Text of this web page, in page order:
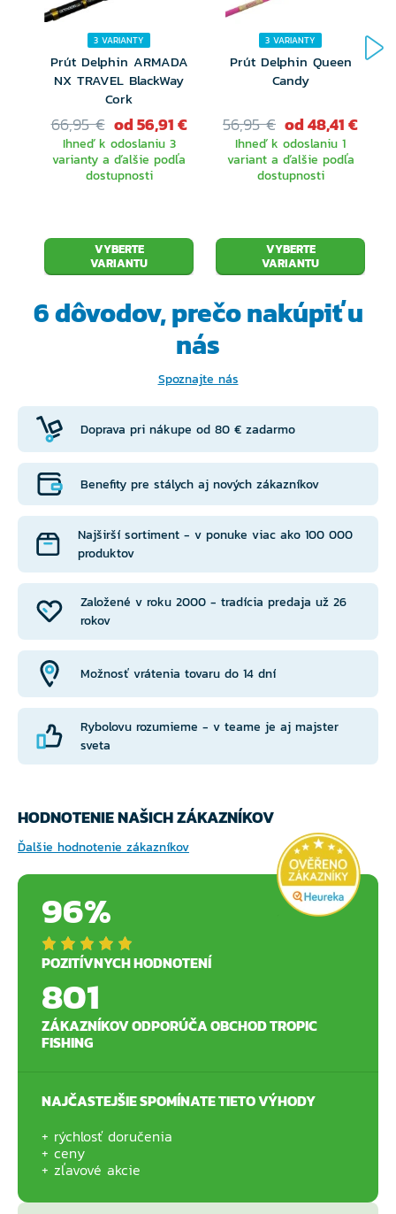
3 VARIANTY
Prút Delphin ARMADA
NX TRAVEL BlackWay
Cork
66,95 € od 56,91 €
Ihneď k odoslaniu 3
varianty a ďalšie podľa
dostupnosti
VYBERTE
VARIANTU
3 VARIANTY
Prút Delphin Queen
Candy
56,95 € od 48,41 €
Ihneď k odoslaniu 1
variant a ďalšie podľa
dostupnosti
VYBERTE
VARIANTU
6 dôvodov, prečonakúpiť u
nás
Spoznajte nás
Doprava pri nákupe od 80 € zadarmo
Založené v roku 2000 - tradícia predaja už 26
rokov
Benefity pre stálych aj nových zákazníkov
Možnosť vrátenia tovaru do 14 dní
Najširší sortiment - v ponuke viac ako 100 000
produktov
Rybolovu rozumieme - v teame je aj majster
sveta
HODNOTENIE NAŠICH ZÁKAZNÍKOV
Ďalšie hodnotenie zákazníkov
96%
POZITÍVNYCH HODNOTENÍ
801
ZÁKAZNÍKOV ODPORÚČA OBCHOD TROPIC
FISHING
NAJČASTEJŠIE SPOMÍNATE TIETO VÝHODY
rýchlosť doručenia
ceny
zľavové akcie